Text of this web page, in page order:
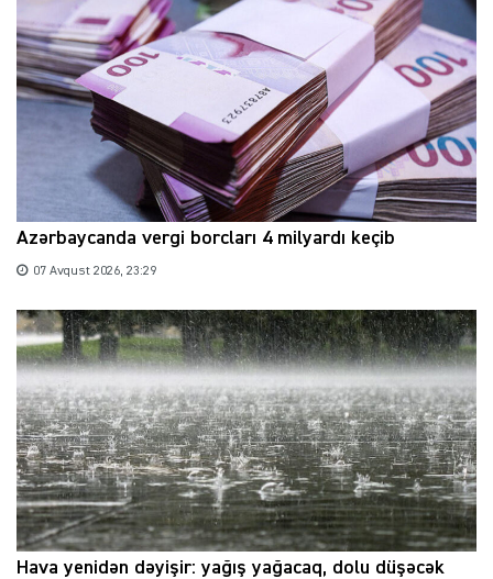
Azərbaycanda vergi borcları 4 milyardı keçib
07 Avqust 2026, 23:29
Hava yenidən dəyişir: yağış yağacaq, dolu düşəcək